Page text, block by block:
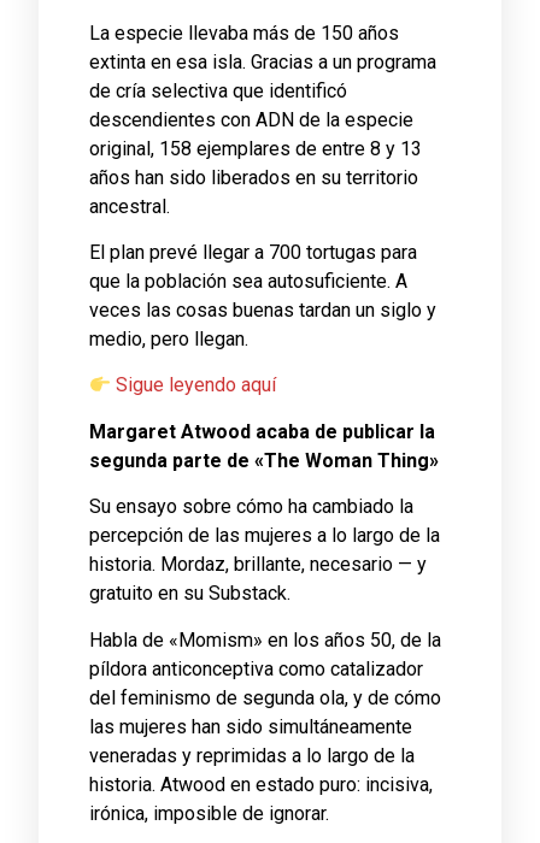
La especie llevaba más de 150 años
extinta en esa isla. Gracias a un programa
de cría selectiva que identificó
descendientes con ADN de la especie
original, 158 ejemplares de entre 8 y 13
años han sido liberados en su territorio
ancestral.
El plan prevé llegar a 700 tortugas para
que la población sea autosuficiente. A
veces las cosas buenas tardan un siglo y
medio, pero llegan.
Sigue leyendo aquí
Margaret Atwood acaba de publicar la
segunda parte de «The Woman Thing»
Su ensayo sobre cómo ha cambiado la
percepción de las mujeres a lo largo de la
historia. Mordaz, brillante, necesario — y
gratuito en su Substack.
Habla de «Momism» en los años 50, de la
píldora anticonceptiva como catalizador
del feminismo de segunda ola, y de cómo
las mujeres han sido simultáneamente
veneradas y reprimidas a lo largo de la
historia. Atwood en estado puro: incisiva,
irónica, imposible de ignorar.